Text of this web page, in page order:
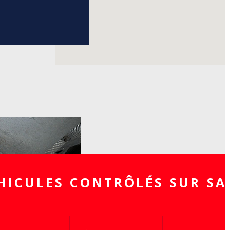
CONTRÔLÉS SUR